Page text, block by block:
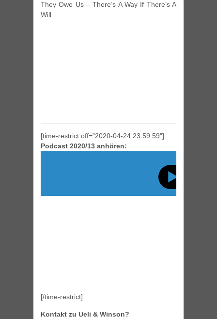
They Owe Us – There’s A Way If There’s A
Will
[time-restrict off=”2020-04-24 23:59:59″]
Podcast 2020/13 anhören:
[/time-restrict]
Kontakt zu Ueli & Winson?